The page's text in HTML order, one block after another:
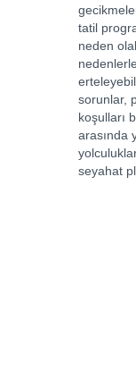
tatil
neden
sorunlar,
koşulları
arasında
seyahat